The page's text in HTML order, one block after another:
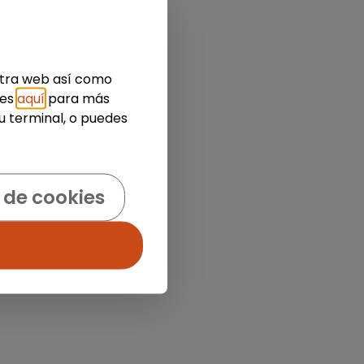
web así como
aquí para más
terminal, o puedes
cookies